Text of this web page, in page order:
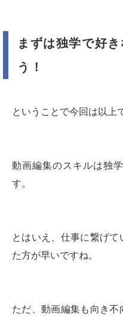
まずは独学で好
う！
ということで今回は以上
動画編集のスキルは独
す。
とはいえ、仕事に繋げ
た方が早いですね。
ただ、動画編集も向き